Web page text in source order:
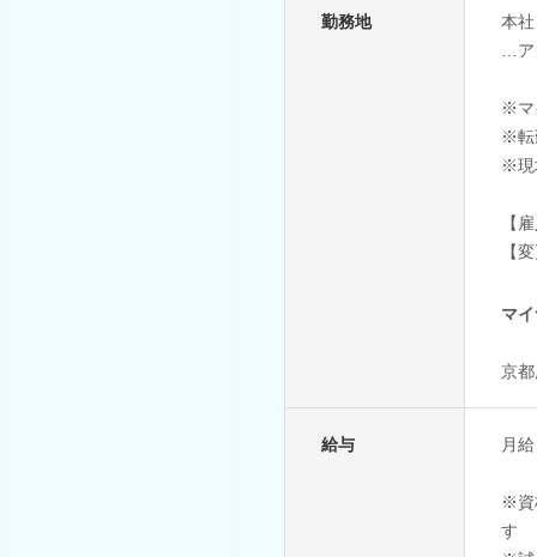
勤務地
本
…
※マ
※転
※現
【
【
マ
京
給与 月
※資
す